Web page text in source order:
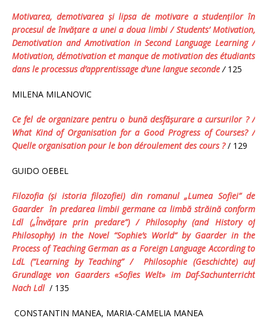
Motivarea, demotivarea şi lipsa de motivare a studenţilor în
procesul de învăţare a unei a doua limbi/Students’ Motivation,
Demotivation and Amotivationin Second Language Learning/
Motivation, démotivation et manque de motivation des étudiants
dans le processus d’apprentissage d’une langue seconde / 125
MILENA MILANOVIC
Ce fel de organizare pentru o bună desfăşurare a cursurilor ? /
What Kind of Organisation for a Good Progress of Courses? /
Quelle organisation pour le bon déroulement des cours ? / 129
GUIDO OEBEL
Filozofia (şi istoria filozofiei) din romanul „Lumea Sofiei” de
Gaarder în predarea limbii germane ca limbă străină conform
Ldl („Învăţare prin predare”) / Philosophy (and History of
Philosophy) in the Novel “Sophie’s World“ by Gaarder in the
Process of Teaching German as a Foreign Language According to
LdL (“Learning by Teaching” /Philosophie (Geschichte) auf
Grundlage von Gaarders «Sofies Welt» im Daf-Sachunterricht
Nach Ldl / 135
CONSTANTIN MANEA, MARIA-CAMELIA MANEA